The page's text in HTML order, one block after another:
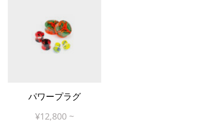
パワープラグ
¥12,800 ~